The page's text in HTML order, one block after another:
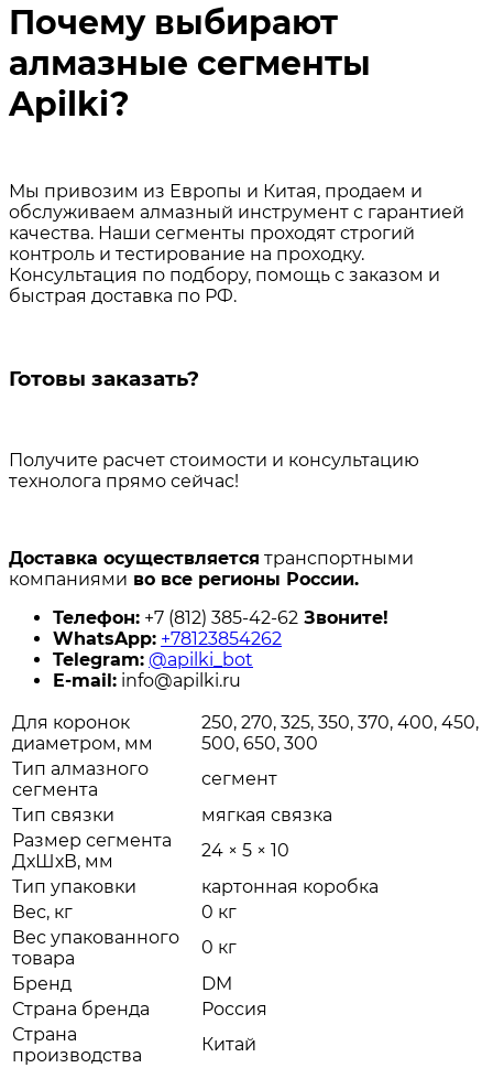
Почему выбирают
алмазные сегменты
Apilki?
Мы привозим из Европы и Китая, продаем и
обслуживаем алмазный инструмент с гарантией
качества. Наши сегменты проходят строгий
контроль и тестирование на проходку.
Консультация по подбору, помощь с заказом и
быстрая доставка по РФ.
Готовы заказать?
Получите расчет стоимости и консультацию
технолога прямо сейчас!
Доставка осуществляется транспортными
компаниями во все регионы России.
Телефон: +7 (812) 385-42-62 Звоните!
WhatsApp: +78123854262
Telegram: @apilki_bot
E-mail: info@apilki.ru
Для коронок
диаметром, мм
250, 270, 325, 350, 370, 400, 450,
500, 650, 300
Тип алмазного
сегмента
сегмент
Тип связки
мягкая связка
Размер сегмента
ДхШхВ, мм
24 × 5 × 10
Тип упаковки
картонная коробка
Вес, кг
0 кг
Вес упакованного
товара
0 кг
Бренд
DM
Страна бренда
Россия
Страна
производства
Китай